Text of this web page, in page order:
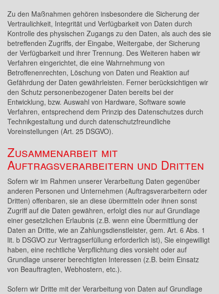
Zu den Maßnahmen gehören insbesondere die Sicherung der
Vertraulichkeit, Integrität und Verfügbarkeit von Daten durch
Kontrolle des physischen Zugangs zu den Daten, als auch des sie
betreffenden Zugriffs, der Eingabe, Weitergabe, der Sicherung
der Verfügbarkeit und ihrer Trennung. Des Weiteren haben wir
Verfahren eingerichtet, die eine Wahrnehmung von
Betroffenenrechten, Löschung von Daten und Reaktion auf
Gefährdung der Daten gewährleisten. Ferner berücksichtigen wir
den Schutz personenbezogener Daten bereits bei der
Entwicklung, bzw. Auswahl von Hardware, Software sowie
Verfahren, entsprechend dem Prinzip des Datenschutzes durch
Technikgestaltung und durch datenschutzfreundliche
Voreinstellungen (Art. 25 DSGVO).
Zusammenarbeit mit
Auftragsverarbeitern und Dritten
Sofern wir im Rahmen unserer Verarbeitung Daten gegenüber
anderen Personen und Unternehmen (Auftragsverarbeitern oder
Dritten) offenbaren, sie an diese übermitteln oder ihnen sonst
Zugriff auf die Daten gewähren, erfolgt dies nur auf Grundlage
einer gesetzlichen Erlaubnis (z.B. wenn eine Übermittlung der
Daten an Dritte, wie an Zahlungsdienstleister, gem. Art. 6 Abs. 1
lit. b DSGVO zur Vertragserfüllung erforderlich ist), Sie eingewilligt
haben, eine rechtliche Verpflichtung dies vorsieht oder auf
Grundlage unserer berechtigten Interessen (z.B. beim Einsatz
von Beauftragten, Webhostern, etc.).
Sofern wir Dritte mit der Verarbeitung von Daten auf Grundlage